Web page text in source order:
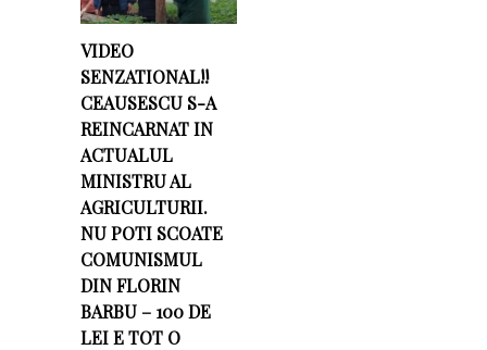
VIDEO
SENZATIONAL!!
CEAUSESCU S-A
REINCARNAT IN
ACTUALUL
MINISTRU AL
AGRICULTURII.
NU POTI SCOATE
COMUNISMUL
DIN FLORIN
BARBU – 100 DE
LEI E TOT O